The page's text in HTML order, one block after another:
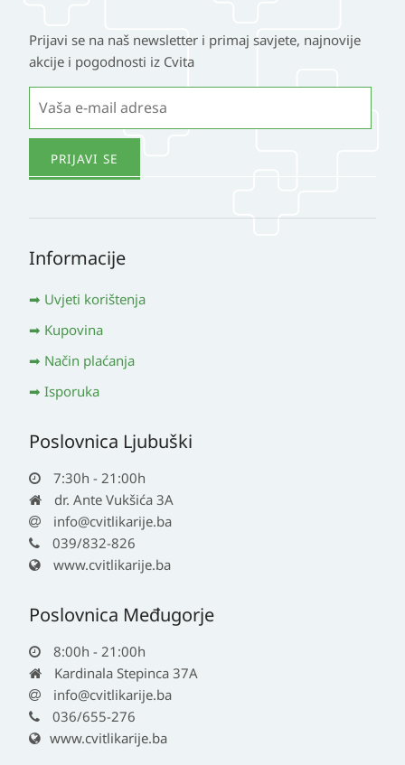
Prijavi se na naš newsletter i primaj savjete, najnovije
akcije i pogodnosti iz Cvita
Informacije
Uvjeti korištenja
Kupovina
Način plaćanja
Isporuka
Poslovnica Ljubuški
7:30h - 21:00h
dr. Ante Vukšića 3A
info@cvitlikarije.ba
039/832-826
www.cvitlikarije.ba
Poslovnica Međugorje
8:00h - 21:00h
Kardinala Stepinca 37A
info@cvitlikarije.ba
036/655-276
www.cvitlikarije.ba